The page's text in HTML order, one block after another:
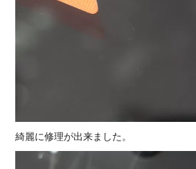
綺麗に修理が出来ました。